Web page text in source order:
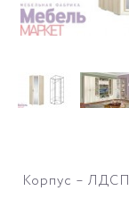
Корпус – ЛДСП